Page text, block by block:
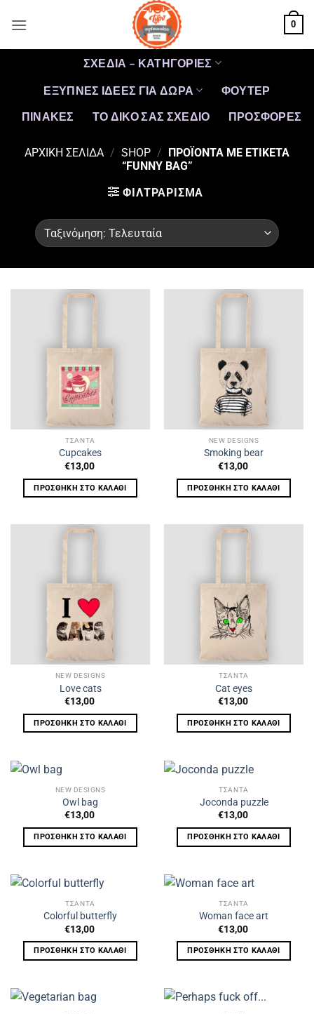
στο
0
ΣΧΕΔΙΑ – ΚΑΤΗΓΟΡΙΕΣ
ΕΞΥΠΝΕΣ ΙΔΕΕΣ ΓΙΑ ΔΩΡΑ
ΦΟΥΤΕΡ
ΠΙΝΑΚΕΣ
ΤΟ ΔΙΚΟ ΣΑΣ ΣΧΕΔΙΟ ΠΡΟΣΦΟΡΈΣ
ΑΡΧΙΚΉ ΣΕΛΊΔΑ / SHOP / ΠΡΟΪΌΝΤΑ ΜΕ ΕΤΙΚΈΤΑ
“FUNNY BAG”
ΦΙΛΤΡΆΡΙΣΜΑ
ΤΣΑΝΤΑ
Cupcakes
€13,00
ΠΡΟΣΘΉΚΗ ΣΤΟ ΚΑΛΆΘΙ
NEW DESIGNS
Smoking bear
€13,00
ΠΡΟΣΘΉΚΗ ΣΤΟ ΚΑΛΆΘΙ
NEW DESIGNS
Love cats
€13,00
ΠΡΟΣΘΉΚΗ ΣΤΟ ΚΑΛΆΘΙ
ΤΣΑΝΤΑ
Cat eyes
€13,00
ΠΡΟΣΘΉΚΗ ΣΤΟ ΚΑΛΆΘΙ
NEW DESIGNS
Owl bag
€13,00
ΠΡΟΣΘΉΚΗ ΣΤΟ ΚΑΛΆΘΙ
ΤΣΑΝΤΑ
Joconda puzzle
€13,00
ΠΡΟΣΘΉΚΗ ΣΤΟ ΚΑΛΆΘΙ
ΤΣΑΝΤΑ
Colorful butterfly
€13,00
ΠΡΟΣΘΉΚΗ ΣΤΟ ΚΑΛΆΘΙ
ΤΣΑΝΤΑ
Woman face art
€13,00
ΠΡΟΣΘΉΚΗ ΣΤΟ ΚΑΛΆΘΙ